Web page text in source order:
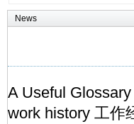
News
A Useful
work history 工作